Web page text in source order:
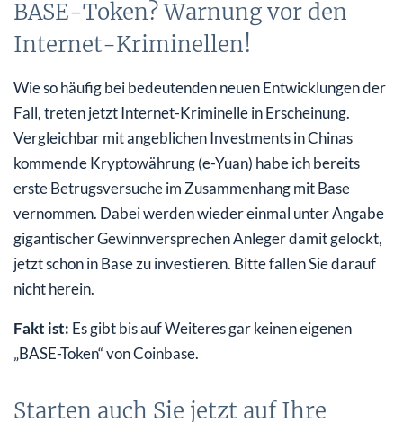
BASE-Token? Warnung vor den
Internet-Kriminellen!
Wie so häufig bei bedeutenden neuen Entwicklungen der
Fall, treten jetzt Internet-Kriminelle in Erscheinung.
Vergleichbar mit angeblichen Investments in Chinas
kommende Kryptowährung (e-Yuan) habe ich bereits
erste Betrugsversuche im Zusammenhang mit Base
vernommen. Dabei werden wieder einmal unter Angabe
gigantischer Gewinnversprechen Anleger damit gelockt,
jetzt schon in Base zu investieren. Bitte fallen Sie darauf
nicht herein.
Fakt ist: Es gibt bis auf Weiteres gar keinen eigenen
„BASE-Token“ von Coinbase.
Starten auch Sie jetzt auf Ihre